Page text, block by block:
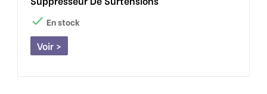
 En stock
Voir >